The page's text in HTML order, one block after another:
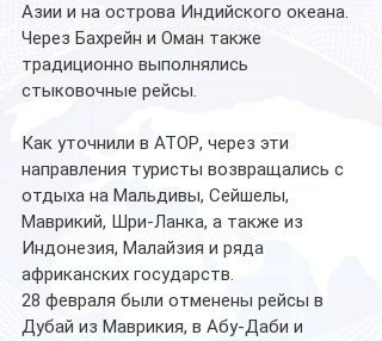
Азии и на острова Индийского океана.
Через Бахрейн и Оман также
традиционно выполнялись
стыковочные рейсы.
Как уточнили в АТОР, через эти
направления туристы возвращались с
отдыха на Мальдивы, Сейшелы,
Маврикий, Шри-Ланка, а также из
Индонезия, Малайзия и ряда
африканских государств.
28 февраля были отменены рейсы в
Дубай из Маврикия, в Абу-Даби и